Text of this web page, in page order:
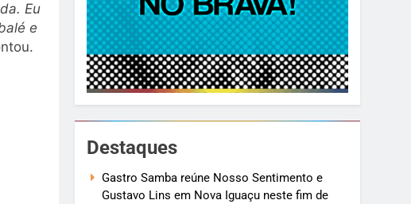
Eu
e
Destaques
Gastro Samba reúne Nosso Sentimento e
Gustavo Lins em Nova Iguaçu neste fim de